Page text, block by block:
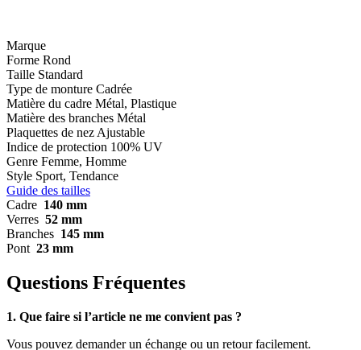
Marque
Forme Rond
Taille Standard
Type de monture Cadrée
Matière du cadre Métal, Plastique
Matière des branches Métal
Plaquettes de nez Ajustable
Indice de protection 100% UV
Genre Femme, Homme
Style Sport, Tendance
Guide des tailles
Cadre 140 mm
Verres 52 mm
Branches 145 mm
Pont 23 mm
Questions Fréquentes
1. Que faire si l’article ne me convient pas ?
Vous pouvez demander un échange ou un retour facilement.